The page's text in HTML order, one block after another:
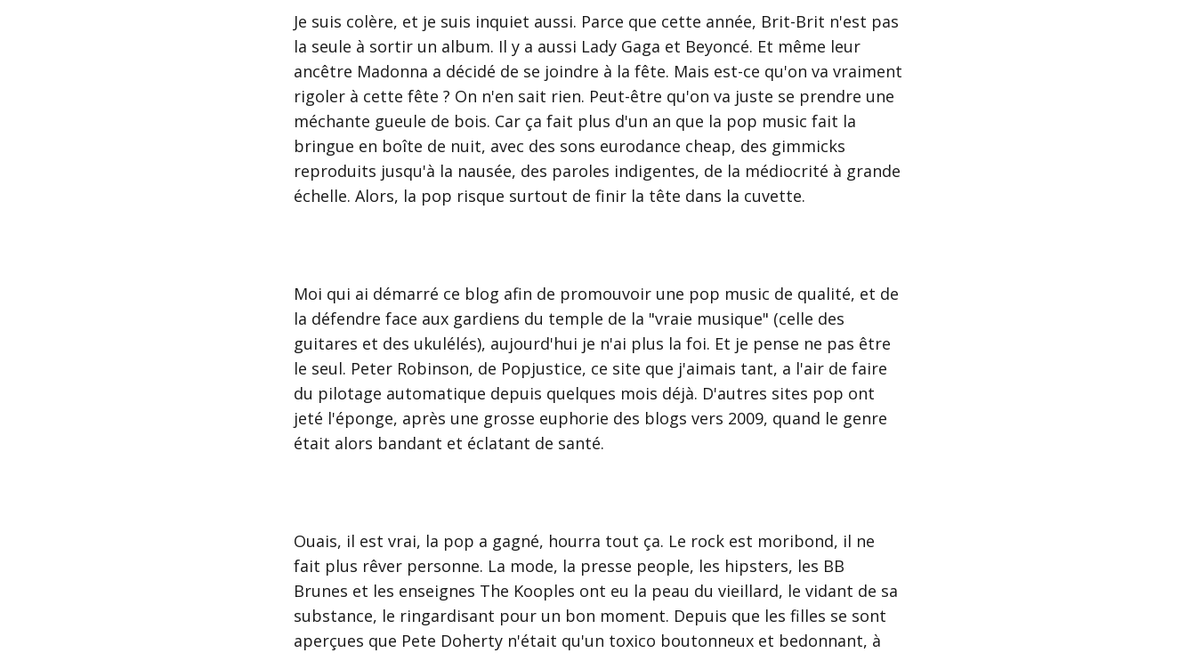
Je suis colère, et je suis inquiet aussi. Parce que cette année, Brit-Brit n'est pas
la seule à sortir un album. Il y a aussi Lady Gaga et Beyoncé. Et même leur
ancêtre Madonna a décidé de se joindre à la fête. Mais est-ce qu'on va vraiment
rigoler à cette fête ? On n'en sait rien. Peut-être qu'on va juste se prendre une
méchante gueule de bois. Car ça fait plus d'un an que la pop music fait la
bringue en boîte de nuit, avec des sons eurodance cheap, des gimmicks
reproduits jusqu'à la nausée, des paroles indigentes, de la médiocrité à grande
échelle. Alors, la pop risque surtout de finir la tête dans la cuvette.
Moi qui ai démarré ce blog afin de promouvoir une pop music de qualité, et de
la défendre face aux gardiens du temple de la "vraie musique" (celle des
guitares et des ukulélés), aujourd'hui je n'ai plus la foi. Et je pense ne pas être
le seul. Peter Robinson, de Popjustice, ce site que j'aimais tant, a l'air de faire
du pilotage automatique depuis quelques mois déjà. D'autres sites pop ont
jeté l'éponge, après une grosse euphorie des blogs vers 2009, quand le genre
était alors bandant et éclatant de santé.
Ouais, il est vrai, la pop a gagné, hourra tout ça. Le rock est moribond, il ne
fait plus rêver personne. La mode, la presse people, les hipsters, les BB
Brunes et les enseignes The Kooples ont eu la peau du vieillard, le vidant de sa
substance, le ringardisant pour un bon moment. Depuis que les filles se sont
aperçues que Pete Doherty n'était qu'un toxico boutonneux et bedonnant, à